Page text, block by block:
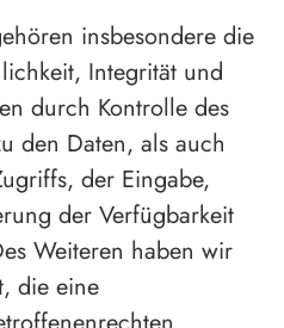
insbesondere die
Integrität und
durch Kontrolle des
den Daten, als auch
der Eingabe,
der Verfügbarkeit
Weiteren haben wir
die eine